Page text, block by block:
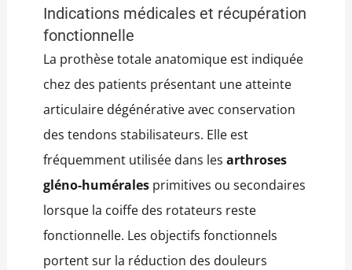
Indications médicales et récupération
fonctionnelle
La prothèse totale anatomique est indiquée
chez des patients présentant une atteinte
articulaire dégénérative avec conservation
des tendons stabilisateurs. Elle est
fréquemment utilisée dans les arthroses
gléno-huméralesprimitives ou secondaires
lorsque la coiffe des rotateurs reste
fonctionnelle. Les objectifs fonctionnels
portent sur la réduction des douleurs